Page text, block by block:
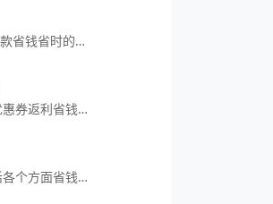
惠购APP，一款省钱省时的购物APP
返利更高的优惠券返利省钱APP
一款覆盖生活各个方面省钱APP